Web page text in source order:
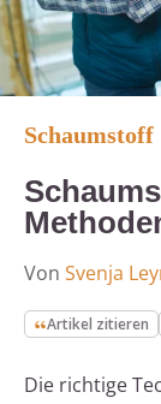
Schaumstoff
Von Svenja
Artikel zitieren
Die richtige